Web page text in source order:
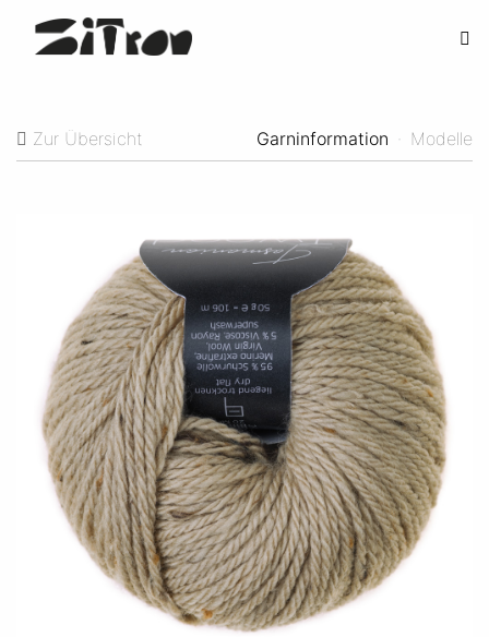
Zur Übersicht Garninformation · Modelle